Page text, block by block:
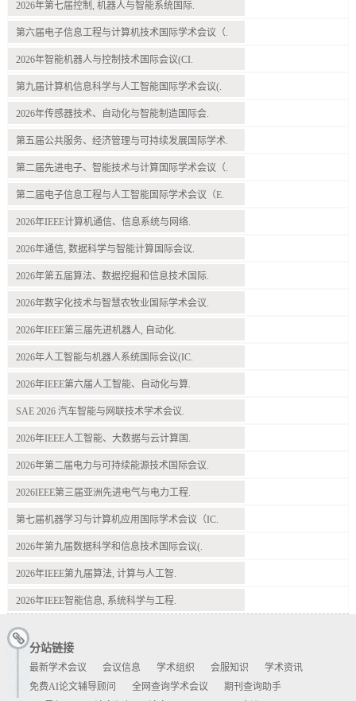
2026年第七届控制, 机器人与智能系统国际.
第六届电子信息工程与计算机技术国际学术会议（.
2026年智能机器人与控制技术国际会议(CI.
第九届计算机信息科学与人工智能国际学术会议(.
2026年传感器技术、自动化与智能制造国际会.
第五届公共服务、经济管理与可持续发展国际学术.
第二届先进电子、智能技术与计算国际学术会议（.
第二届电子信息工程与人工智能国际学术会议（E.
2026年IEEE计算机通信、信息系统与网络.
2026年通信, 数据科学与智能计算国际会议.
2026年第五届算法、数据挖掘和信息技术国际.
2026年数字化技术与智慧农牧业国际学术会议.
2026年IEEE第三届先进机器人, 自动化.
2026年人工智能与机器人系统国际会议(IC.
2026年IEEE第六届人工智能、自动化与算.
SAE 2026 汽车智能与网联技术学术会议.
2026年IEEE人工智能、大数据与云计算国.
2026年第二届电力与可持续能源技术国际会议.
2026IEEE第三届亚洲先进电气与电力工程.
第七届机器学习与计算机应用国际学术会议（IC.
2026年第九届数据科学和信息技术国际会议(.
2026年IEEE第九届算法, 计算与人工智.
2026年IEEE智能信息, 系统科学与工程.
分站链接
最新学术会议 会议信息 学术组织 会服知识
学术资讯
免费AI论文辅导顾问
全网查询学术会议
期刊查询助手